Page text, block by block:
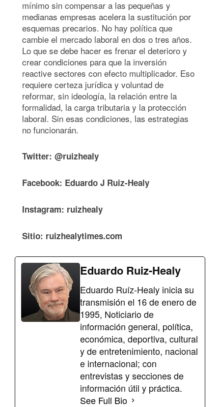
mínimo sin compensar a las pequeñas y
medianas empresas acelera la sustitución por
esquemas precarios. No hay política que
cambie el mercado laboral en dos o tres años.
Lo que se debe hacer es frenar el deterioro y
crear condiciones para que la inversión
reactive sectores con efecto multiplicador. Eso
requiere certeza jurídica y voluntad de
reformar, sin ideología, la relación entre la
formalidad, la carga tributaria y la protección
laboral. Sin esas condiciones, las estrategias
no funcionarán.
Twitter: @ruizhealy
Facebook: Eduardo J Ruiz-Healy
Instagram: ruizhealy
Sitio: ruizhealytimes.com
Eduardo Ruiz-Healy
Eduardo Ruíz-Healy inicia su
transmisión el 16 de enero de
1995, Noticiario de
información general, política,
económica, deportiva, cultural
y de entretenimiento, nacional
e internacional; con
entrevistas y secciones de
información útil y práctica.
See Full Bio